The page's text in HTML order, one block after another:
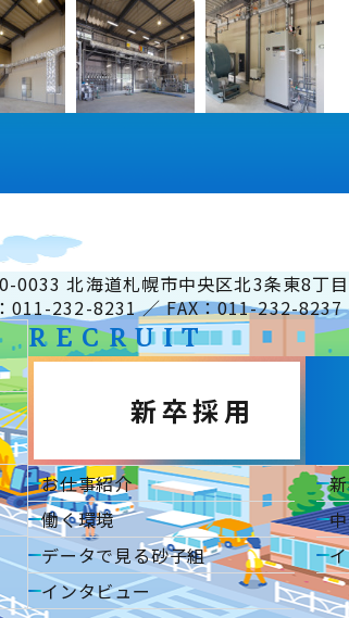
0033 北海道札幌市中央区北3条東8丁
011-232-8231 ／ FAX：011-232-8237
RECRUIT
新卒採用
お仕事紹介
働く環境
データで見る砂子組
インタビュー